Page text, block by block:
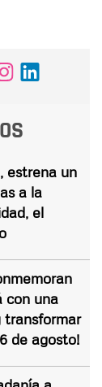
estrena un
a la
el
con una
transformar
de agosto!